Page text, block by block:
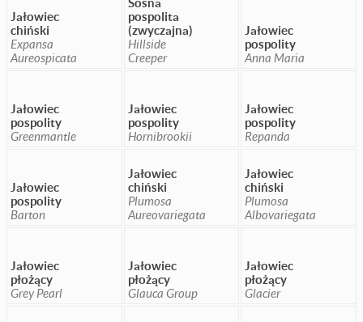
Jałowiec
chiński
Expansa
Aureospicata
pospolita
(zwyczajna)
Hillside
Creeper
Jałowiec
pospolity
Anna Maria
Jałowiec
pospolity
Greenmantle
Jałowiec
pospolity
Hornibrookii
Jałowiec
pospolity
Repanda
Jałowiec
pospolity
Barton
Jałowiec
chiński
Plumosa
Aureovariegata
Jałowiec
chiński
Plumosa
Albovariegata
Jałowiec
płożący
Grey Pearl
Jałowiec
płożący
Glauca Group
Jałowiec
płożący
Glacier